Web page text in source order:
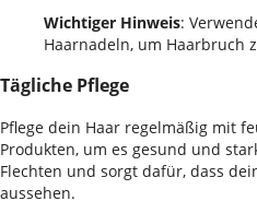
Wichtiger Hinweis:
Haarnadeln, um Haarbruch
Tägliche Pflege
Pflege dein Haar regelmäßig mit
Produkten, um es gesund und
Flechten und sorgt dafür, dass
aussehen.